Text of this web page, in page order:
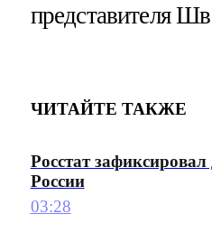
представителя
ЧИТАЙТЕ ТАКЖЕ
Росстат
России
03:28